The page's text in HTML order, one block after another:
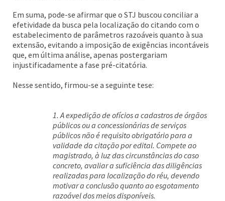
Em suma, pode-se afirmar que o STJ buscou conciliar a
efetividade da busca pela localização do citando com o
estabelecimento de parâmetros razoáveis quanto à sua
extensão, evitando a imposição de exigências incontáveis
que, em última análise, apenas postergariam
injustificadamente a fase pré-citatória.
Nesse sentido, firmou-se a seguinte tese:
1. A expedição de ofícios a cadastros de órgãos
públicos ou a concessionárias de serviços
públicos não é requisito obrigatório para a
validade da citação por edital. Compete ao
magistrado, à luz das circunstâncias do caso
concreto, avaliar a suficiência das diligências
realizadas para localização do réu, devendo
motivar a conclusão quanto ao esgotamento
razoável dos meios disponíveis.